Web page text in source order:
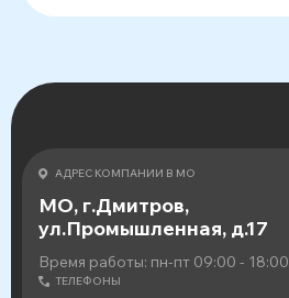
АДРЕС КОМПАНИИ В МО
МО, г.Дмитров,
ул.Промышленная, д.17
Время работы: пн-пт 09:00 - 18:00
ТЕЛЕФОНЫ